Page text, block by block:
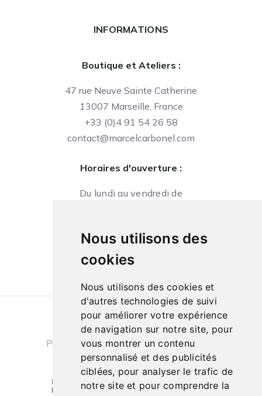
Nous utilisons des
cookies
Nous utilisons des cookies et
d'autres technologies de suivi
pour améliorer votre expérience
de navigation sur notre site, pour
vous montrer un contenu
personnalisé et des publicités
ciblées, pour analyser le trafic de
notre site et pour comprendre la
INFORMATIONS
Boutique et Ateliers :
47 rue Neuve Sainte Catherine
13007 Marseille, France
+33 (0)4 91 54 26 58
contact@marcelcarbonel.com
Horaires d'ouverture :
Du lundi au vendredi de
10h à 13h et de 14h à 18h
Conditions générales de ventes
|
Politique de confidentialité
| Cookies